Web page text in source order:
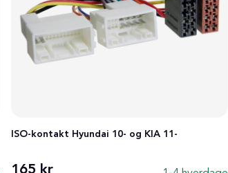
ISO-kontakt Hyundai 10- og KIA 11-
165 kr